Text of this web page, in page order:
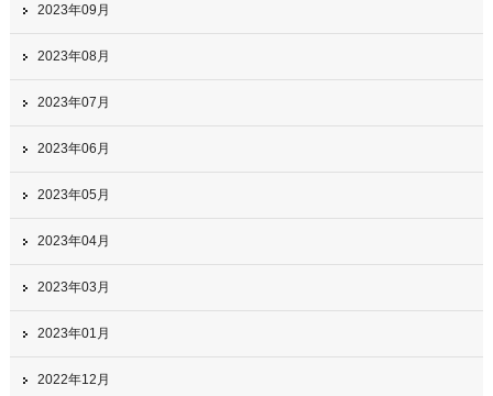
2023年09月
2023年08月
2023年07月
2023年06月
2023年05月
2023年04月
2023年03月
2023年01月
2022年12月